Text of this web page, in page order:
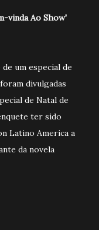
vinda Ao Show'
um especial de
divulgadas
de Natal de
ter sido
Latino America a
da novela